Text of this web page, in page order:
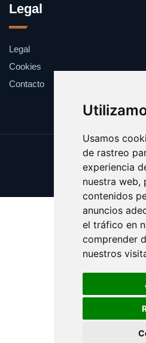
Usamos
de rastreo
experiencia
nuestra web,
contenidos
anuncios
el tráfico en
comprender
nuestros
Legal
Legal
Cookies
Contacto
Update
Copyright © 2025